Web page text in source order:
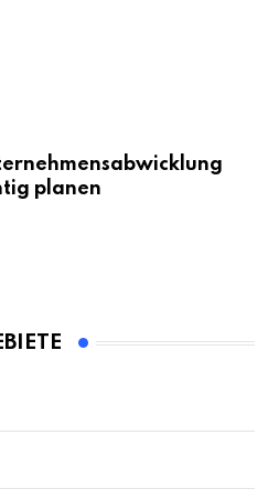
planen